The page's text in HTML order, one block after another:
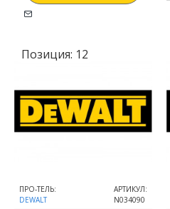
Позиция: 12
ПРО-ТЕЛЬ:
DEWALT
АРТИКУЛ:
N034090